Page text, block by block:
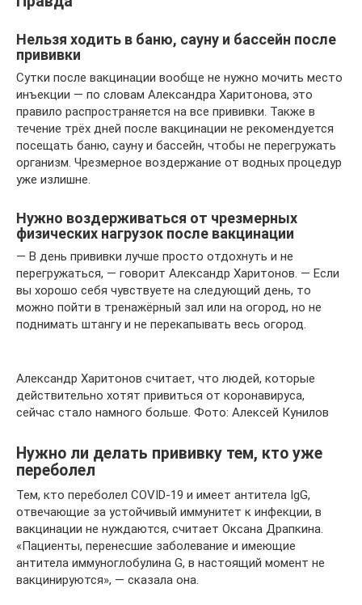
Нельзя ходить в баню, сауну и бассейн после
прививки
Сутки после вакцинации вообще не нужно мочить место
инъекции — по словам Александра Харитонова, это
правило распространяется на все прививки. Также в
течение трёх дней после вакцинации не рекомендуется
посещать баню, сауну и бассейн, чтобы не перегружать
организм. Чрезмерное воздержание от водных процедур
уже излишне.
Нужно воздерживаться от чрезмерных
физических нагрузок после вакцинации
— В день прививки лучше просто отдохнуть и не
перегружаться, — говорит Александр Харитонов. — Если
вы хорошо себя чувствуете на следующий день, то
можно пойти в тренажёрный зал или на огород, но не
поднимать штангу и не перекапывать весь огород.
Александр Харитонов считает, что людей, которые
действительно хотят привиться от коронавируса,
сейчас стало намного больше. Фото: Алексей Кунилов
Нужно ли делать прививку тем, кто уже
переболел
Тем, кто переболел COVID-19 и имеет антитела IgG,
отвечающие за устойчивый иммунитет к инфекции, в
вакцинации не нуждаются, считает Оксана Драпкина.
«Пациенты, перенесшие заболевание и имеющие
антитела иммуноглобулина G, в настоящий момент не
вакцинируются», — сказала она.